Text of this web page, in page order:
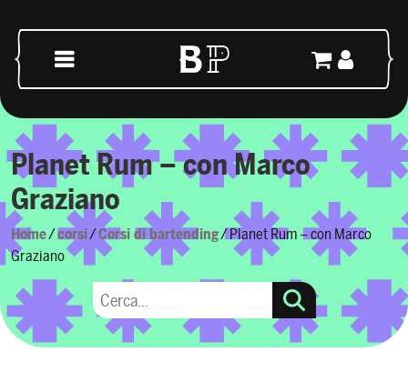
Main Navigation
Planet Rum – con Marco
Graziano
Home/corsi/Corsi di bartending/ Planet Rum – con Marco
Graziano